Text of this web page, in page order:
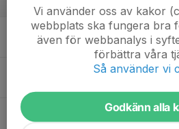
v.21
Flickor 13/14 år
20
Vi använder oss av kakor
webbplats ska fungera bra
även för webbanalys i
förbättra våra
Så använder vi
Godkänn alla